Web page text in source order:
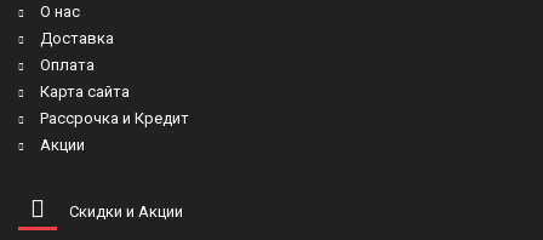
О нас
Доставка
Оплата
Карта сайта
Рассрочка и Кредит
Акции
Скидки и Акции